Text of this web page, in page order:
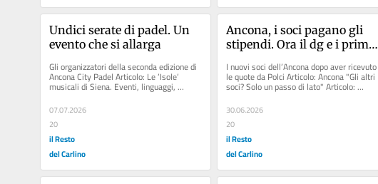
Undici serate di padel. Un
evento che si allarga
Gli organizzatori della seconda edizione di
Ancona City Padel Articolo: Le ’Isole’
musicali di Siena. Eventi, linguaggi,
07.07.2026
20
il Resto
del Carlino
Ancona, i soci pagano gli
stipendi. Ora il dg e i primi
I nuovi soci dell’Ancona dopo aver ricevuto
le quote da Polci Articolo: Ancona "Gli altri
soci? Solo un passo di lato" Articolo:
30.06.2026
20
il Resto
del Carlino